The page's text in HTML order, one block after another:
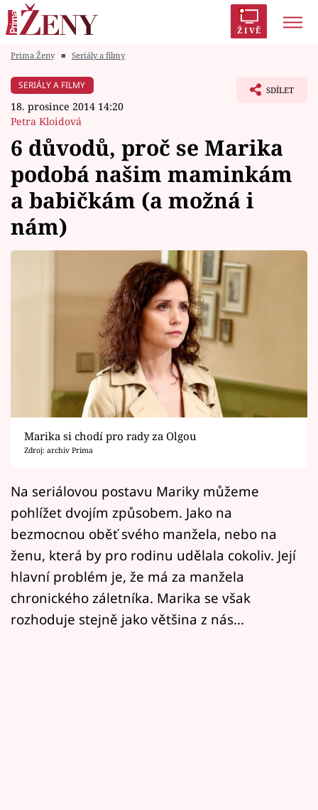
ŽIVĚ
Módní alarm
Témata
Celebrity
Vztahy
Sledujte prima+
Filmový festival Karlovy Vary
Přihlášení
Sledujte nás
Prima Ženy ■ Seriály a filmy
SERIÁLY A FILMY
18. prosince 2014 14:20
Petra Kloidová
SDÍLET
6 důvodů, proč se Marika
podobá našim maminkám
a babičkám (a možná i
nám)
Marika si chodí pro rady za Olgou
Zdroj: archiv Prima
Na seriálovou postavu Mariky můžeme
pohlížet dvojím způsobem. Jako na
bezmocnou oběť svého manžela, nebo na
ženu, která by pro rodinu udělala cokoliv. Její
hlavní problém je, že má za manžela
chronického záletníka. Marika se však
rozhoduje stejně jako většina z nás...